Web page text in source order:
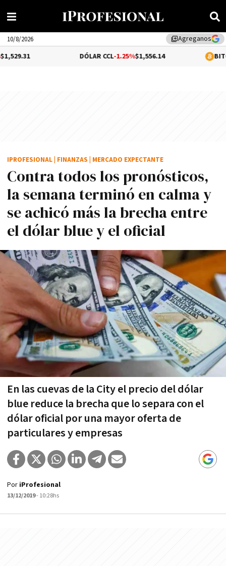
library_addAgreganos
10/8/2026
-1.25%$1,556.14 0.11%
Contra todos los pronósticos,
la semana terminó en calma y
se achicó más la brecha entre
el dólar blue y el oficial
En las cuevas de la City el precio del dólar
blue reduce la brecha que lo separa con el
dólar oficial por una mayor oferta de
particulares y empresas
IPROFESIONAL FINANZAS MERCADO EXPECTANTE
Por iProfesional
13/12/2019- 10:28hs